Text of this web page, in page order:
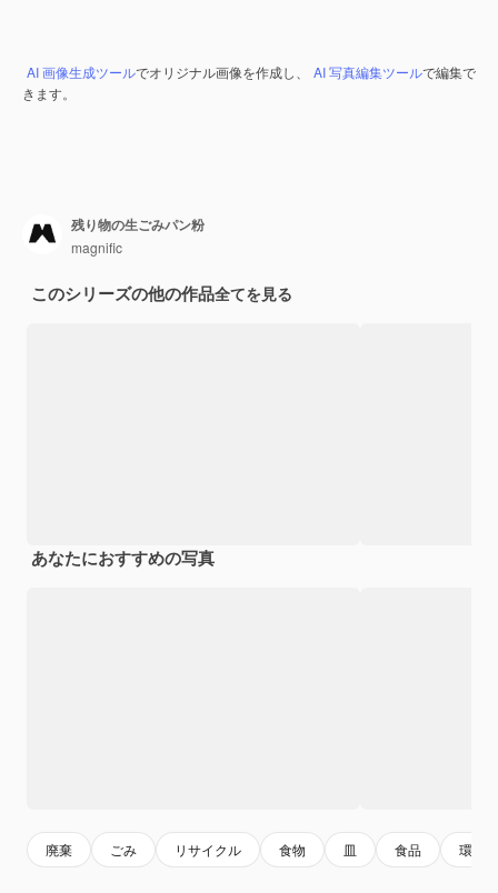
AI 画像生成ツールでオリジナル画像を作成し、 AI 写真編集ツールで編集で
きます。
残り物の生ごみパン粉
magnific
このシリーズの他の作品全てを見る
あなたにおすすめの写真
廃棄 ごみ リサイクル 食物 皿 食品 環境